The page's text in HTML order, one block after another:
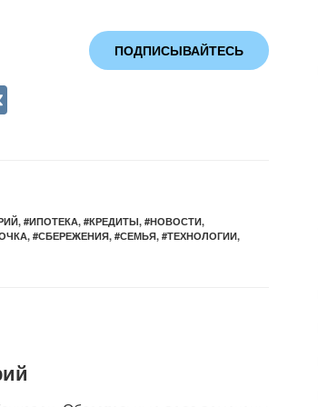
ПОДПИСЫВАЙТЕСЬ
, #ИПОТЕКА, #КРЕДИТЫ, #НОВОСТИ,
, #СБЕРЕЖЕНИЯ, #СЕМЬЯ, #ТЕХНОЛОГИИ,